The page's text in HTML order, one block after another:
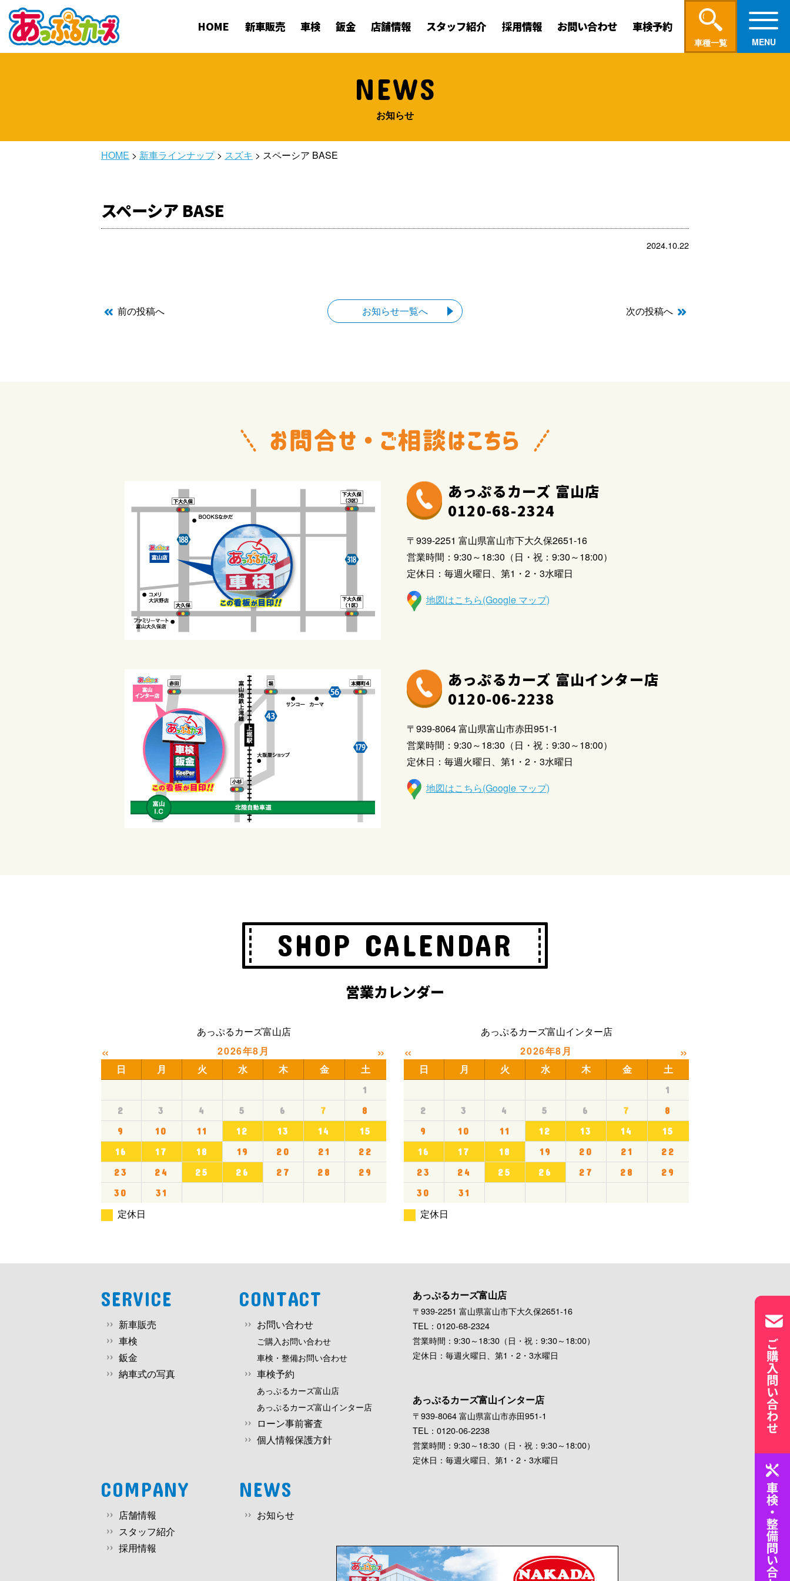
HOME 新車販売 車検 鈑金 店舗情報 スタッフ紹介 採用情報 お問い合わせ 車検予約
車種一覧
NEWS
お知らせ
HOME > 新車ラインナップ> スズキ > スペーシア BASE
スペーシア BASE
2024.10.22
前の投稿へ お知らせ一覧へ 次の投稿へ
あっぷるカーズ 富山店
0120-68-2324
〒939-2251 富山県富山市下大久保2651-16
営業時間：9:30～18:30（日・祝：9:30～18:00）
定休日：毎週火曜日、第1・2・3水曜日
地図はこちら(Google マップ)
あっぷるカーズ 富山インター店
0120-06-2238
〒939-8064 富山県富山市赤田951-1
営業時間：9:30～18:30（日・祝：9:30～18:00）
定休日：毎週火曜日、第1・2・3水曜日
地図はこちら(Google マップ)
SHOP CALENDAR
営業カレンダー
あっぷるカーズ富山店
« 2026年8月 »
日 月 火 水 木 金 土
1
2
3 4 5 6 7
8
9
10 11 12 13 14
15
16
17 18 19 20 21
22
23
24 25 26 27 28
29
30
31
定休日
あっぷるカーズ富山インター店
« 2026年8月 »
日 月 火 水 木 金 土
1
2
3 4 5 6 7
8
9
10 11 12 13 14
15
16
17 18 19 20 21
22
23
24 25 26 27 28
29
30
31
定休日
SERVICE
新車販売
車検
鈑金
納車式の写真
COMPANY
店舗情報
スタッフ紹介
採用情報
CONTACT
お問い合わせ
ご購入お問い合わせ
車検・整備お問い合わせ
車検予約
あっぷるカーズ富山店
あっぷるカーズ富山インター店
ローン事前審査
個人情報保護方針
NEWS
お知らせ
あっぷるカーズ富山店
〒939-2251 富山県富山市下大久保2651-16
TEL：0120-68-2324
営業時間：9:30～18:30（日・祝：9:30～18:00）
定休日：毎週火曜日、第1・2・3水曜日
あっぷるカーズ富山インター店
〒939-8064 富山県富山市赤田951-1
TEL：0120-06-2238
営業時間：9:30～18:30（日・祝：9:30～18:00）
定休日：毎週火曜日、第1・2・3水曜日